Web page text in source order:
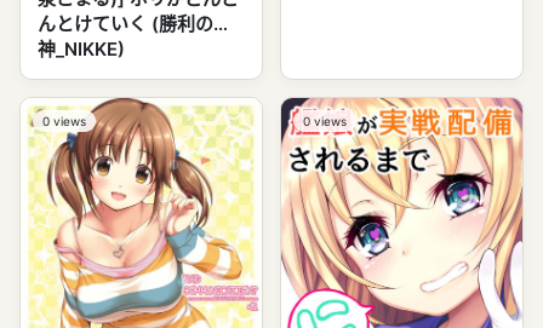
んとけていく (勝利の女
神_NIKKE)
0 views 0 views